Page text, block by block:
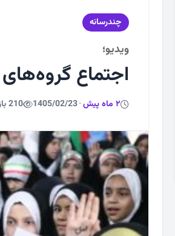
چندرسانه
ویدیو؛
اجتماع
2 ماه پیش ·
1405/02/23 210 بازدید